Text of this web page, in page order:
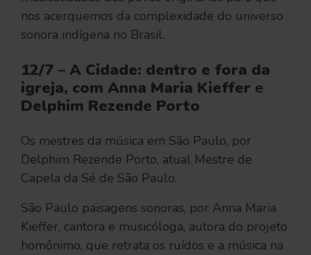
nos acerquemos da complexidade do universo
sonora indígena no Brasil.
12/7 – A Cidade: dentro e fora da
igreja, com Anna Maria Kieffer e
Delphim Rezende Porto
Os mestres da música em São Paulo, por
Delphim Rezende Porto, atual Mestre de
Capela da Sé de São Paulo.
São Paulo paisagens sonoras, por Anna Maria
Kieffer, cantora e musicóloga, autora do projeto
homônimo, que retrata os ruídos e a música na